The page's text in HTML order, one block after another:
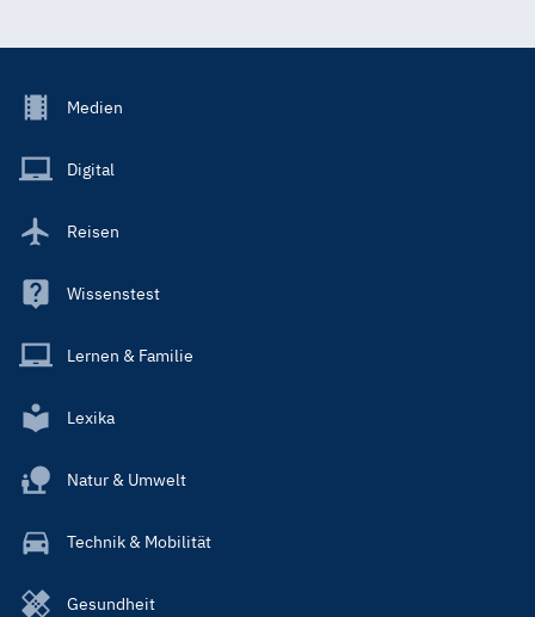
Footer
Main
Medien
Digital
Reisen
Wissenstest
Lernen & Familie
Lexika
Natur & Umwelt
Technik & Mobilität
Gesundheit